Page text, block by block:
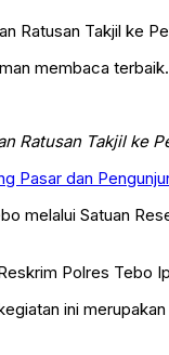
membaca terbaik.
Ratusan Takjil ke
Pasar dan
melalui Satuan
Polres Tebo
ini